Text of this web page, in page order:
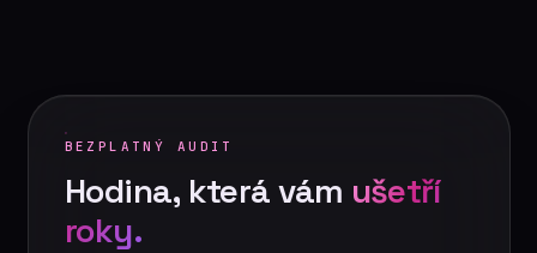
BEZPLATNÝ AUDIT
Hodina, která vám ušetří
roky.